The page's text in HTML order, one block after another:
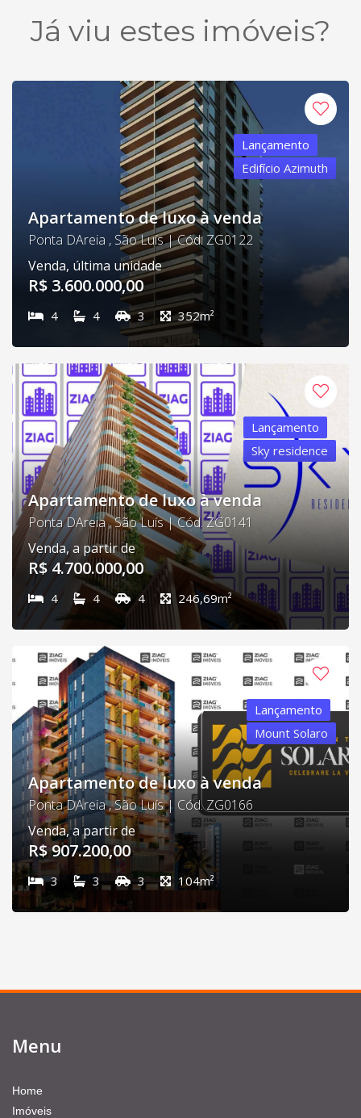
Já viu estes imóveis?
Lançamento
Edifício Azimuth
Apartamento de luxo à venda
Ponta DAreia , São Luís | Cód. ZG0122
Venda, última unidade
R$ 3.600.000,00
4 4 3 352m²
Lançamento
Sky residence
Apartamento de luxo à venda
Ponta DAreia , São Luís | Cód. ZG0141
Venda, a partir de
R$ 4.700.000,00
4 4 4 246,69m²
Lançamento
Mount Solaro
Apartamento de luxo à venda
Ponta DAreia , São Luís | Cód. ZG0166
Venda, a partir de
R$ 907.200,00
3 3 3 104m²
Menu
Home
Imóveis